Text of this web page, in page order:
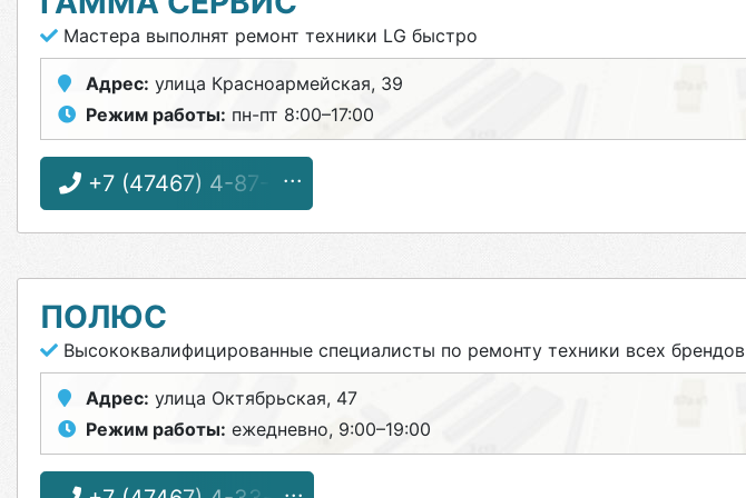
Мастера выполнят ремонт техники LG быстро
Адрес: улица Красноармейская, 39
Режим работы: пн-пт 8:00–17:00
+7 (47467) 4-87-31
ПОЛЮС
Высококвалифицированные специалисты по ремонту техники всех брендов
Адрес: улица Октябрьская, 47
Режим работы: ежедневно, 9:00–19:00